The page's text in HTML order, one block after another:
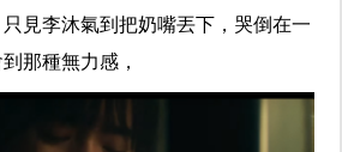
見李沐氣到把奶嘴丟下，哭倒在一
那種無力感，